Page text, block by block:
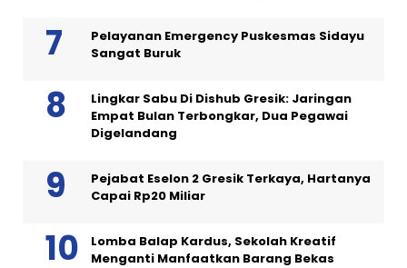
Pelayanan Emergency Puskesmas Sidayu
Sangat Buruk
Lingkar Sabu Di Dishub Gresik: Jaringan
Empat Bulan Terbongkar, Dua Pegawai
Digelandang
Pejabat Eselon 2 Gresik Terkaya, Hartanya
Capai Rp20 Miliar
Lomba Balap Kardus, Sekolah Kreatif
Menganti Manfaatkan Barang Bekas